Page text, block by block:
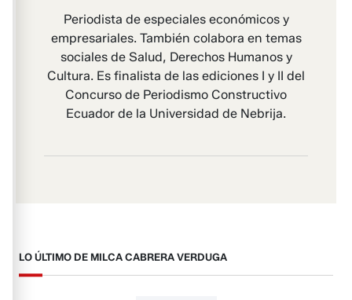
Periodista de especiales económicos y
empresariales. También colabora en temas
sociales de Salud, Derechos Humanos y
Cultura. Es finalista de las ediciones I y II del
Concurso de Periodismo Constructivo
Ecuador de la Universidad de Nebrija.
LO ÚLTIMO DE MILCA CABRERA VERDUGA